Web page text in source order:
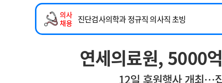
인포메이션 행정처분
회사소개 법적고지
의사
채용 진단검사의학과 정규직 의사직 초빙
치과 진료교수 모집 공고
2026년 하반기 인턴 모집
하반기 전공의(인턴) 모집
연세의료원, 5000
12일 후원행사 개최…